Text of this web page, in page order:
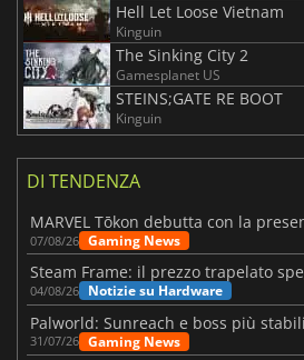
Hell Let Loose Vietnam
Kinguin
The Sinking City 2
Gamesplanet US
STEINS;GATE RE BOOT
Kinguin
DI TENDENZA
07/08/26 Gaming News
04/08/26 Notizie su Hardware
31/07/26 Gaming News